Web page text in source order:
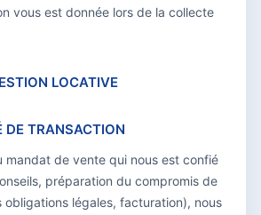
vous est donnée lors de la collecte
LOCATIVE
DE TRANSACTION
mandat de vente qui nous est confié
préparation du compromis de
légales, facturation), nous